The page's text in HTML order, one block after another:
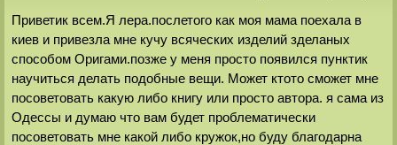
Приветик всем.Я лера.послетого как моя мама поехала в
киев и привезла мне кучу всяческих изделий зделаных
способом Оригами.позже у меня просто появился пунктик
научиться делать подобные вещи. Может ктото сможет мне
посоветовать какую либо книгу или просто автора. я сама из
Одессы и думаю что вам будет проблематически
посоветовать мне какой либо кружок,но буду благодарна